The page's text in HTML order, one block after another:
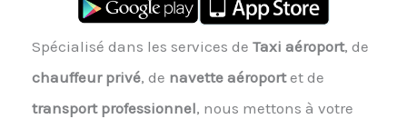
Spécialisé dans les services de Taxi aéroport, de
chauffeur privé, de navette aéroportet de
transport professionnel, nous mettons à votre